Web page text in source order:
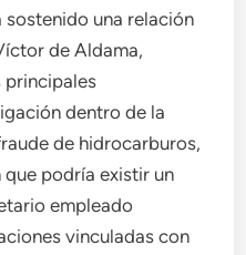
una relación
de Aldama,
principales
dentro de la
de hidrocarburos,
podría existir un
empleado
vinculadas con